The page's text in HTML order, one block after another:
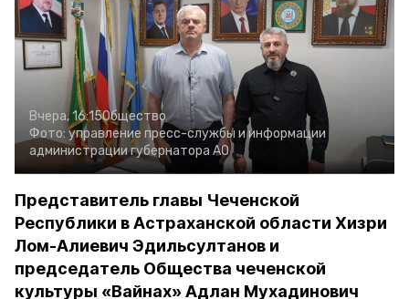
Вчера, 16:15Общество
Фото: управление пресс-службы и информации
администрации губернатора АО
Представитель главы Чеченской
Республики в Астраханской области Хизри
Лом-Алиевич Эдильсултанов и
председатель Общества чеченской
культуры «Вайнах» Адлан Мухадинович